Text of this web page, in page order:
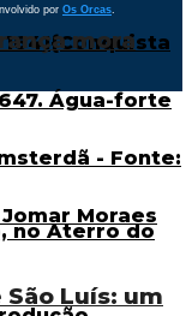
Luís: um
mora
por Os Orcas